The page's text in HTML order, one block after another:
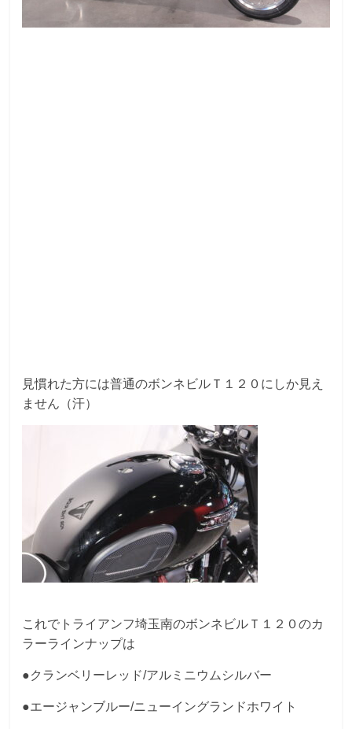
見慣れた方には普通のボンネビルＴ１２０にしか見え
ません（汗）
これでトライアンフ埼玉南のボンネビルＴ１２０のカ
ラーラインナップは
●クランベリーレッド/アルミニウムシルバー
●エージャンブルー/ニューイングランドホワイト